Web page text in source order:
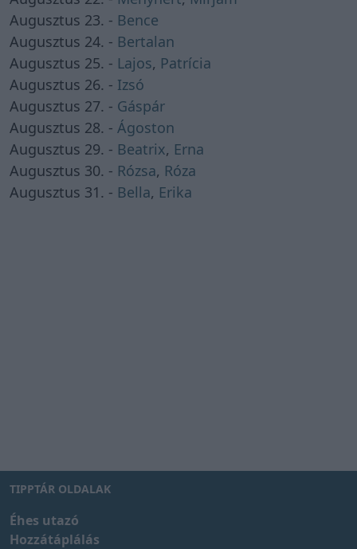
Augusztus 23. - Bence
Augusztus 24. - Bertalan
Augusztus 25. - Lajos, Patrícia
Augusztus 26. - Izsó
Augusztus 27. - Gáspár
Augusztus 28. - Ágoston
Augusztus 29. - Beatrix, Erna
Augusztus 30. - Rózsa, Róza
Augusztus 31. - Bella, Erika
TIPPTÁR OLDALAK
Éhes utazó
Hozzátáplálás